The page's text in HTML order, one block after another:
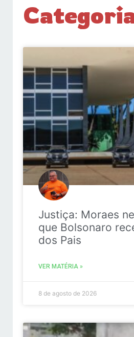
Justiça: Moraes
que Bolsonaro
dos Pais
VER MATÉRIA »
8 de agosto de 2026